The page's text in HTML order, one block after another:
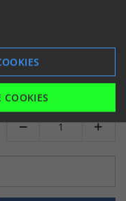
€ 2.67
 
COOKIES